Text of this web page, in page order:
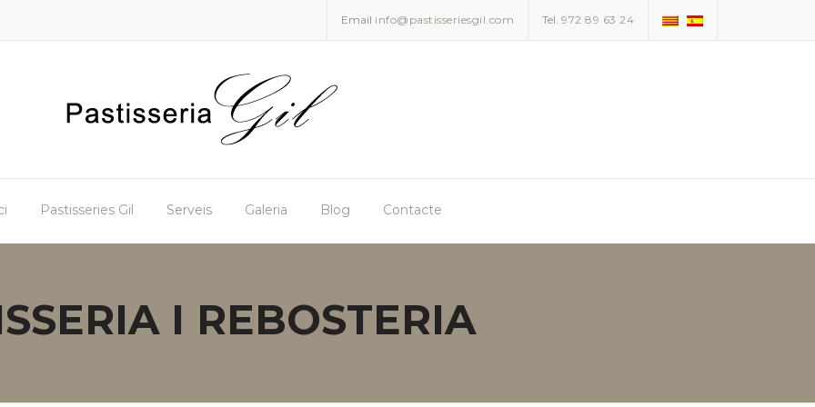
Tel. 972 89 63 24
Email info@pastisseriesgil.com
Pastisseries Gil Serveis Galeria Blog Contacte
I REBOSTERIA